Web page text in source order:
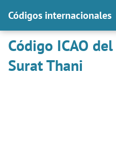
Códigos internacionales
Código ICAO
Surat Thani